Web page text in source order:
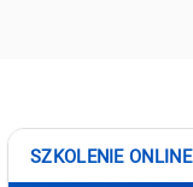
SZKOLENIE ONLINE